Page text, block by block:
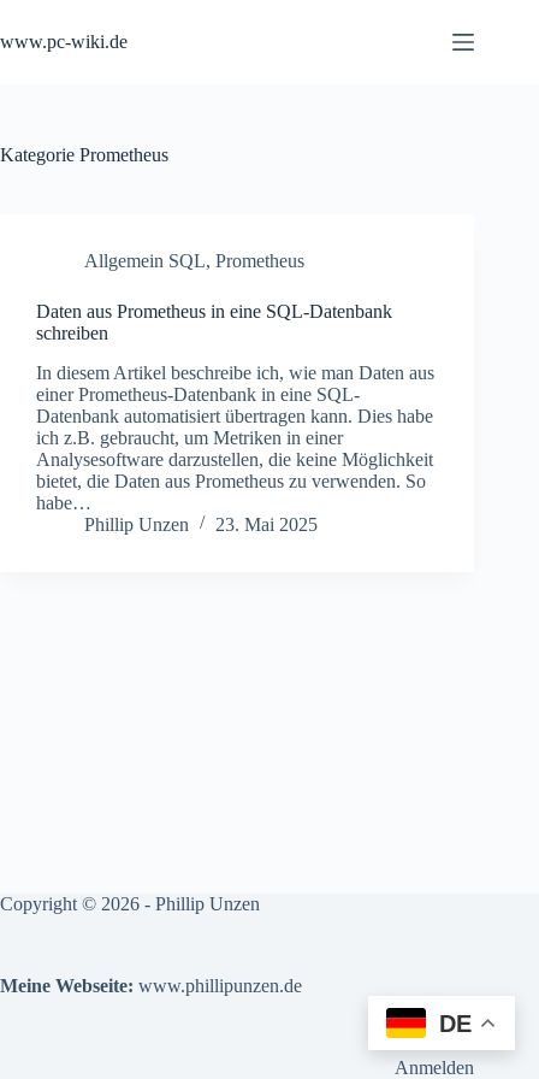
springen
www.pc-wiki.de
Kategorie Prometheus
Allgemein SQL, Prometheus
Daten aus Prometheus in eine SQL-Datenbank
schreiben
In diesem Artikel beschreibe ich, wie man Daten aus
einer Prometheus-Datenbank in eine SQL-
Datenbank automatisiert übertragen kann. Dies habe
ich z.B. gebraucht, um Metriken in einer
Analysesoftware darzustellen, die keine Möglichkeit
bietet, die Daten aus Prometheus zu verwenden. So
habe…
Phillip Unzen
23. Mai 2025
Copyright © 2026 - Phillip Unzen
Meine Webseite: www.phillipunzen.de
Anmelden
DE